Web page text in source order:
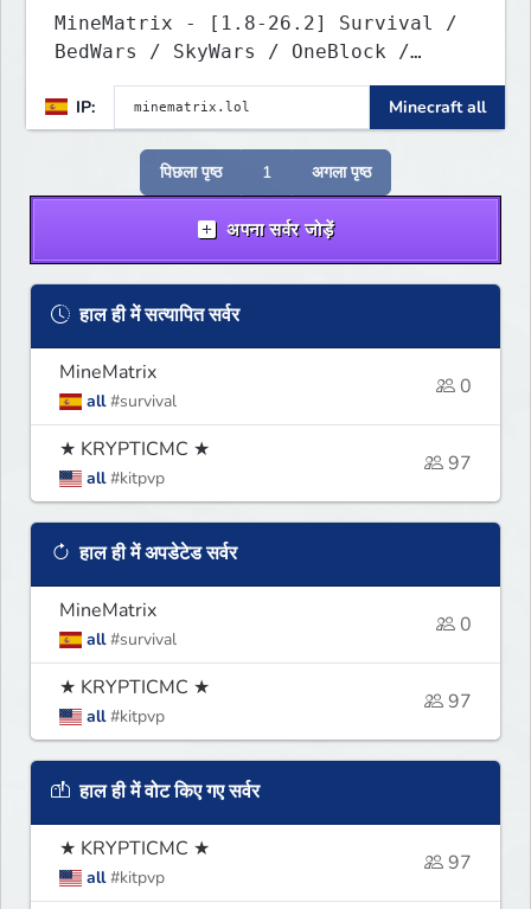
MineMatrix - [1.8-26.2] Survival /
BedWars / SkyWars / OneBlock /
IP:
Minecraft all
पिछला पृष्ठ 1 अगला पृष्ठ
अपना सर्वर जोड़ें
हाल ही में सत्यापित सर्वर
MineMatrix
all #survival
0
★ KRYPTICMC ★
all #kitpvp
97
हाल ही में अपडेटेड सर्वर
MineMatrix
all #survival
0
★ KRYPTICMC ★
all #kitpvp
97
हाल ही में वोट किए गए सर्वर
★ KRYPTICMC ★
all #kitpvp
97